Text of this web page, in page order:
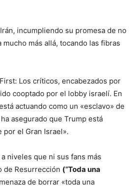
incumpliendo su promesa de no
más allá, tocando las fibras
Los críticos, encabezados por
cooptado por el lobby israelí. En
actuando como un «esclavo» de
asegurado que Trump está
el Gran Israel».
niveles que ni sus fans más
de Resurrección (“Toda una
de borrar «toda una